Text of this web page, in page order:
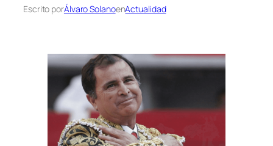
Escrito porÁlvaro SolanoenActualidad